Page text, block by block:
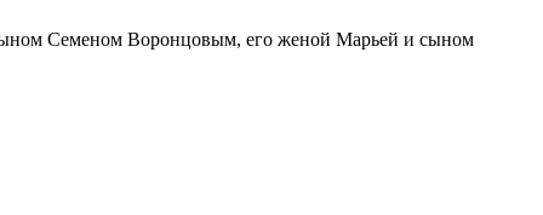
Семеном Воронцовым, его женой Марьей и сыном